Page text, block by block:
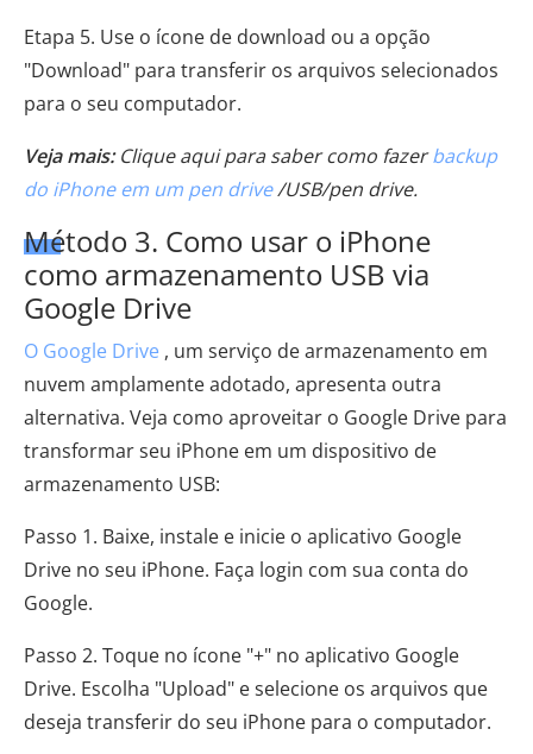
Etapa 5. Use o ícone de download ou a opção
"Download" para transferir os arquivos selecionados
para o seu computador.
Veja mais: Clique aqui para saber como fazerbackup
do iPhone em um pen drive/USB/pen drive.
Método 3. Como usar o iPhone
como armazenamento USB via
Google Drive
O Google Drive , um serviço de armazenamento em
nuvem amplamente adotado, apresenta outra
alternativa. Veja como aproveitar o Google Drive para
transformar seu iPhone em um dispositivo de
armazenamento USB:
Passo 1. Baixe, instale e inicie o aplicativo Google
Drive no seu iPhone. Faça login com sua conta do
Google.
Passo 2. Toque no ícone "+" no aplicativo Google
Drive. Escolha "Upload" e selecione os arquivos que
deseja transferir do seu iPhone para o computador.